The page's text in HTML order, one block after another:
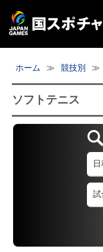
ライブ配信
日程
ホーム ≫ 競技別 ≫
ソフトテニス